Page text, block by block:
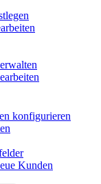
konfigurieren
Kunden